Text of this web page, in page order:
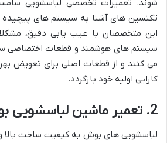
شوند. تعمیرات تخصصی لباسشویی
تکنسین های آشنا به سیستم های پیچیده
این متخصصان با عیب یابی دقیق،
سیستم های هوشمند و قطعات اختصاصی
می کنند و از قطعات اصلی برای تعویض
کارایی اولیه خود بازگردد.
2. تعمیر ماشین لباسشویی بوش در اصفهان
لباسشویی های بوش به کیفیت ساخت بالا